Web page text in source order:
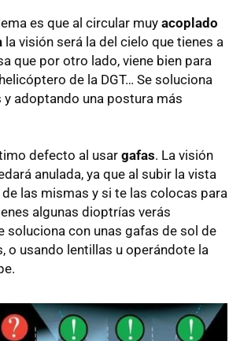
es que al circular muy acoplado
la visión será la del cielo que tienes a
que por otro lado, viene bien para
de la DGT… Se soluciona
adoptando una postura más
defecto al usar gafas. La visión
anulada, ya que al subir la vista
las mismas y si te las colocas para
algunas dioptrías verás
soluciona con unas gafas de sol de
o usando lentillas u operándote la